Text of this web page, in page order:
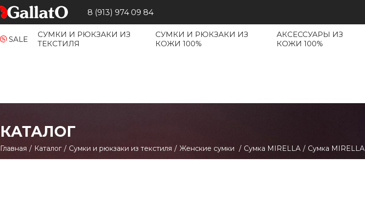
8 (913) 974 09 84
SALE
СУМКИ И РЮКЗАКИ ИЗ
ТЕКСТИЛЯ
СУМКИ И РЮКЗАКИ ИЗ
КОЖИ 100%
АКСЕССУАРЫ ИЗ
КОЖИ 100%
КАТАЛОГ
Главная / Каталог / Сумки и рюкзаки из текстиля / Женские сумки / Сумка MIRELLA / Сумка MIRELLA